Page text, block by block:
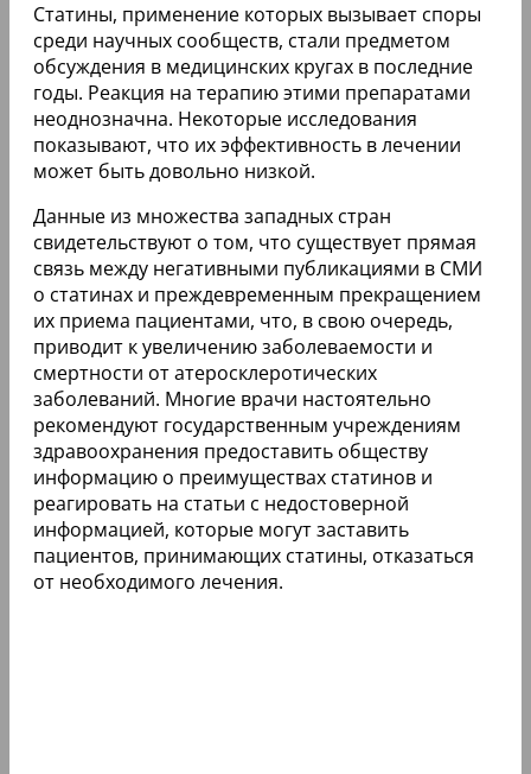
Статины, применение которых вызывает споры
среди научных сообществ, стали предметом
обсуждения в медицинских кругах в последние
годы. Реакция на терапию этими препаратами
неоднозначна. Некоторые исследования
показывают, что их эффективность в лечении
может быть довольно низкой.
Данные из множества западных стран
свидетельствуют о том, что существует прямая
связь между негативными публикациями в СМИ
о статинах и преждевременным прекращением
их приема пациентами, что, в свою очередь,
приводит к увеличению заболеваемости и
смертности от атеросклеротических
заболеваний. Многие врачи настоятельно
рекомендуют государственным учреждениям
здравоохранения предоставить обществу
информацию о преимуществах статинов и
реагировать на статьи с недостоверной
информацией, которые могут заставить
пациентов, принимающих статины, отказаться
от необходимого лечения.